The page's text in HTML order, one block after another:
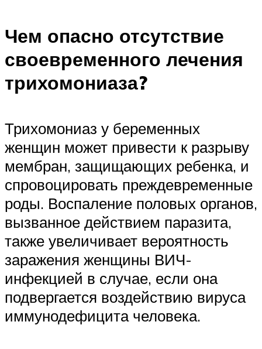
Чем опасно отсутствие
своевременного лечения
трихомониаза?
Трихомониаз у беременных
женщин может привести к разрыву
мембран, защищающих ребенка, и
спровоцировать преждевременные
роды. Воспаление половых органов,
вызванное действием паразита,
также увеличивает вероятность
заражения женщины ВИЧ-
инфекцией в случае, если она
подвергается воздействию вируса
иммунодефицита человека.